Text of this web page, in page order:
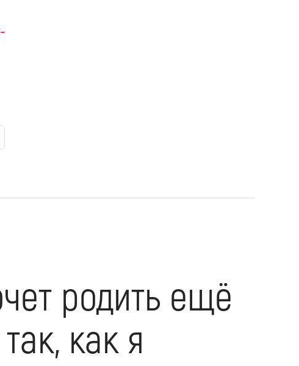
родить ещё
как я